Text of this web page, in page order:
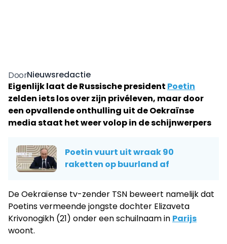
DoorNieuwsredactie
Eigenlijk laat de Russische president Poetin
zelden iets los over zijn privéleven, maar door
een opvallende onthulling uit de Oekraïnse
media staat het weer volop in de schijnwerpers
Poetin vuurt uit wraak 90
raketten op buurland af
De Oekraïense tv-zender TSN beweert namelijk dat
Poetins vermeende jongste dochter Elizaveta
Krivonogikh (21) onder een schuilnaam in Parijs
woont.